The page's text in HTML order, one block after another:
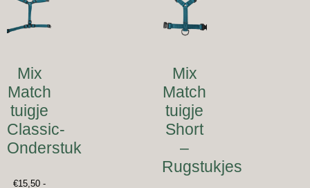
Mix
Match
tuigje
Classic-
Onderstuk
€15,50 -
Mix
Match
tuigje
Short
–
Rugstukjes